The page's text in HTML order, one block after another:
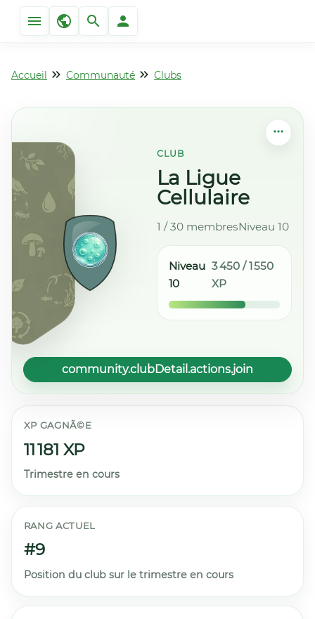
Accueil Communauté Clubs
CLUB
La Ligue
Cellulaire
1 / 30 membresNiveau 10
Niveau
10
3 450 / 1 550
XP
community.clubDetail.actions.join
XP GAGNÃ©E
11 181 XP
Trimestre en cours
RANG ACTUEL
#9
Position du club sur le trimestre en cours